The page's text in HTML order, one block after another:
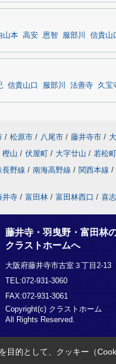
山本 高安 恩智 服部川 信貴山
信貴山口 服部川 法善寺 久宝
/ 松原市 / 八尾市 / 藤井寺市 /
樫山 / 伏屋町 / 大字廿山 / 若松町
長野線 / 南海高野線 / 関西本線 /
井寺 / 富田林 / 富田林西口 / 喜志
藤井寺・羽曳野・富田林
クラストホームへ
大阪府藤井寺市古室３丁目2-13
TEL:072-931-3060
FAX:072-931-3061
Copyright(c) クラストホーム
All Rights Reserved.
的として、クッキー（